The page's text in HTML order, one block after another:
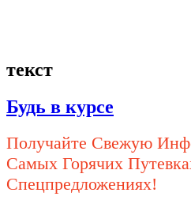
текст
Будь в курсе
Получайте Свежую
Самых Горячих
Спецпредложениях!